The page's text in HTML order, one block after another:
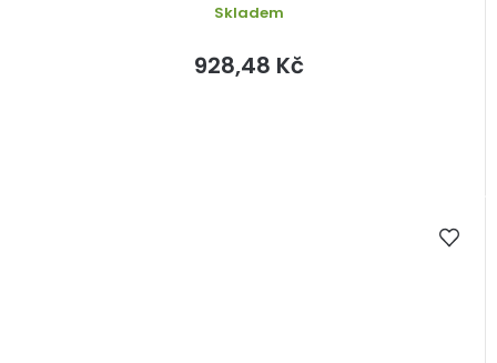
Skladem
928,48 Kč